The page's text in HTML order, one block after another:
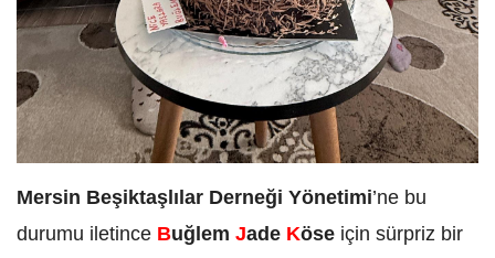
Mersin Beşiktaşlılar Derneği Yönetimi’ne bu
durumu iletince Buğlem Jade Köse için sürpriz bir